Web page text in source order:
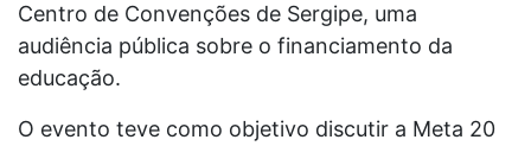
Centro de Convenções de Sergipe, uma
audiência pública sobre o financiamento da
educação.
O evento teve como objetivo discutir a Meta 20